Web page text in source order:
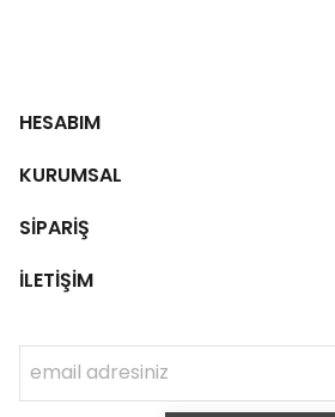
HESABIM
KURUMSAL
SİPARİŞ
İLETİŞİM